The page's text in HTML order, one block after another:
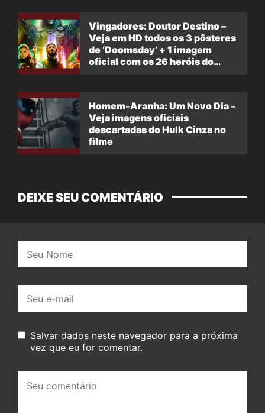
Vingadores: Doutor Destino –
Veja em HD todos os 3 pôsteres
de ‘Doomsday’ + 1 imagem
oficial com os 26 heróis do
Homem-Aranha: Um Novo Dia –
Veja imagens oficiais
descartadas do Hulk Cinza no
filme
DEIXE SEU COMENTÁRIO
mail:
Salvar dados neste navegador para a próxima
vez que eu for comentar.
comentário: